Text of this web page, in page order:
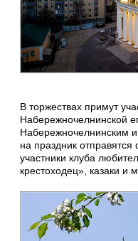
В торжествах примут
Набережночелнинской
Набережночелнинским
на праздник
участники клуба
крестоходец», казаки и